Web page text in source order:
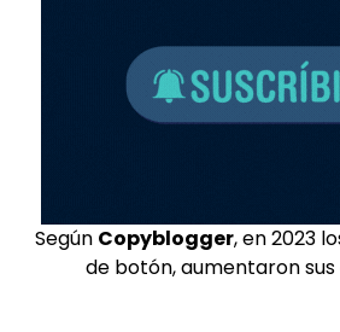
Según Copyblogger, en 2023
de botón, aumentaron sus